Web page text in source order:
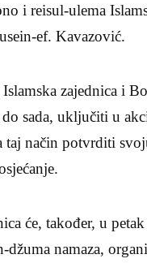
i reisul-ulema
ef. Kavazović.
zajednica i
sada, uključiti u
taj način potvrditi
će, također, u
džuma namaza,